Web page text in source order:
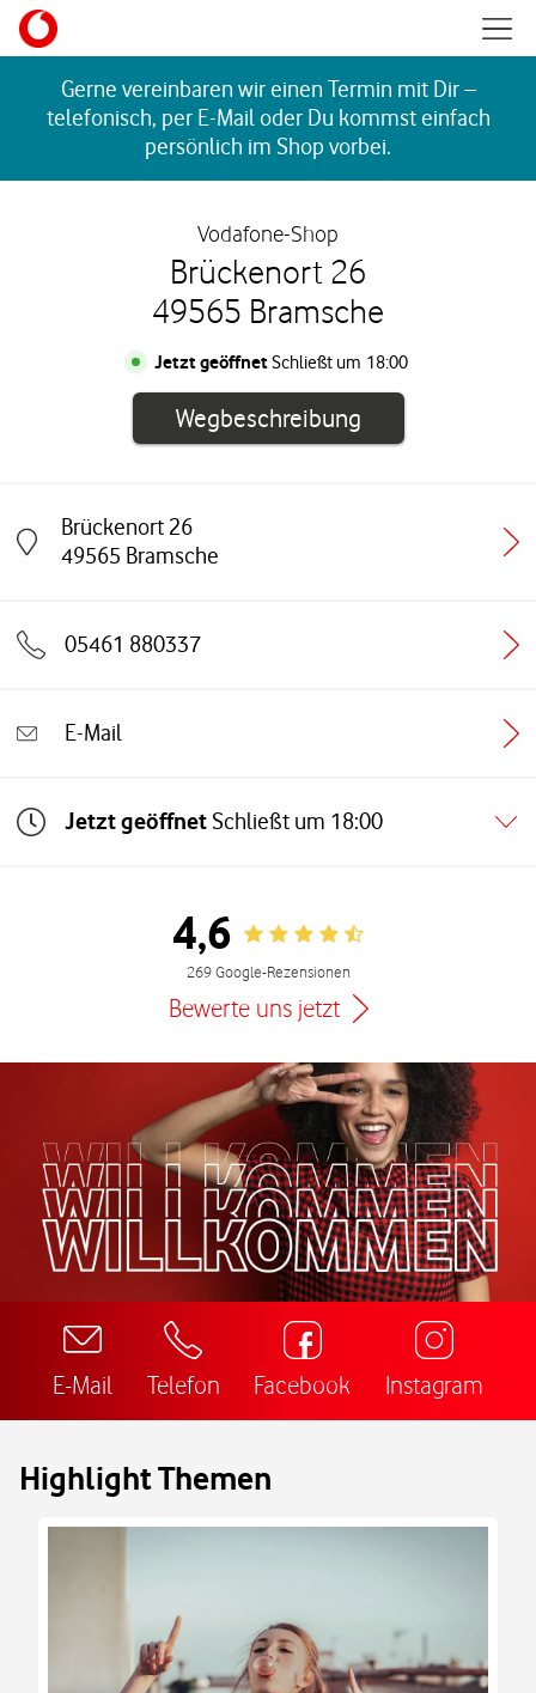
Skip to content
Gerne vereinbaren wir einen Termin mit Dir –
telefonisch, per E-Mail oder Du kommst einfach
persönlich im Shop vorbei.
Vodafone-Shop
Brückenort 26
49565 Bramsche
Jetzt geöffnetSchließt um 18:00
WegbeschreibungLink öffnet in
Brückenort 26
49565 Bramsche
Link öffnet in einem neuen Tab
05461 880337
E-Mail
Jetzt geöffnet Schließt um 18:00
4,6 Rating 4.6
269 Google-Rezensionen
Bewerte uns jetzt
E-Mail Telefon Facebook Instagram
Highlight Themen